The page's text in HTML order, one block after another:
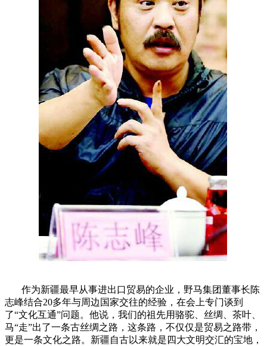
作为新疆最早从事进出口贸易的企业，野马集团董事长陈
志峰结合20多年与周边国家交往的经验，在会上专门谈到
了“文化互通”问题。他说，我们的祖先用骆驼、丝绸、茶叶、
马“走”出了一条古丝绸之路，这条路，不仅仅是贸易之路带，
更是一条文化之路。新疆自古以来就是四大文明交汇的宝地，